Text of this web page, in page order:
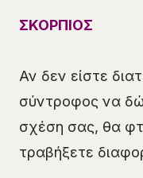
ΣΚΟΡΠΙΟΣ
Αν δεν είστε
σύντροφος να
σχέση σας, θα
τραβήξετε